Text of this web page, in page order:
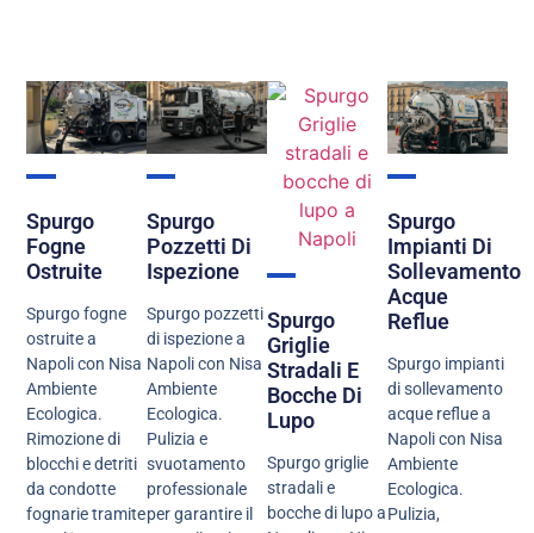
Spurgo
Fogne
Ostruite
Spurgo fogne
ostruite a
Napoli con Nisa
Ambiente
Ecologica.
Rimozione di
blocchi e detriti
da condotte
fognarie tramite
Spurgo
Pozzetti Di
Ispezione
Spurgo pozzetti
di ispezione a
Napoli con Nisa
Ambiente
Ecologica.
Pulizia e
svuotamento
professionale
per garantire il
Spurgo
Griglie
Stradali E
Bocche Di
Lupo
Spurgo griglie
stradali e
bocche di lupo a
Spurgo
Impianti Di
Sollevamento
Acque
Reflue
Spurgo impianti
di sollevamento
acque reflue a
Napoli con Nisa
Ambiente
Ecologica.
Pulizia,